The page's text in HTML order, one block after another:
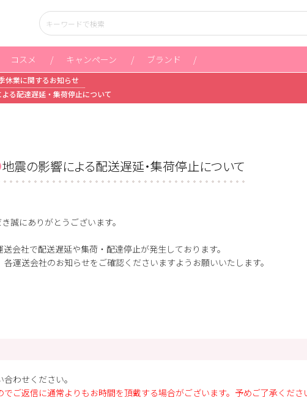
コスメ キャンペーン ブランド
休業に関するお知らせ
る配達遅延・集荷停止について
地震の影響による配送遅延・集荷停止について
誠にありがとうございます。
会社で配送遅延や集荷・配達停止が発生しております。
運送会社のお知らせをご確認くださいますようお願いいたします。
わせください。
ご返信に通常よりもお時間を頂戴する場合がございます。予めご了承くださ